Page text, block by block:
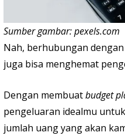
Sumber gambar: pexels.com
Nah, berhubungan
juga bisa menghemat
Dengan membuatbudget
pengeluaran idealmu
jumlah uang yang akan